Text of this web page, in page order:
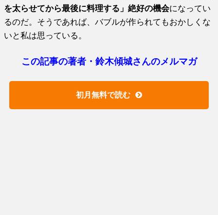
を太らせてから最後に料理する」絶好の機会になってい
るのだ。そうであれば、バブルが作られてもおかしくな
いと私は思っている。
この記事の著者・鈴木傾城さんのメルマガ
初月無料で読む